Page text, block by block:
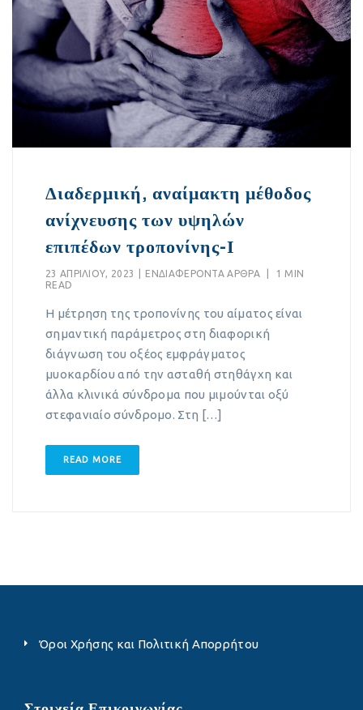
Διαδερμική, αναίμακτη μέθοδος
ανίχνευσης των υψηλών
επιπέδων τροπονίνης-Ι
23 ΑΠΡΙΛΊΟΥ, 2023 EΝΔΙΑΦΈΡΟΝΤΑ ΆΡΘΡΑ
1 MIN
READ
Η μέτρηση της τροπονίνης του αίματος είναι
σημαντική παράμετρος στη διαφορική
διάγνωση του οξέος εμφράγματος
μυοκαρδίου από την ασταθή στηθάγχη και
άλλα κλινικά σύνδρομα που μιμούνται οξύ
στεφανιαίο σύνδρομο. Στη […]
READ MORE
Όροι Χρήσης και Πολιτική Απορρήτου